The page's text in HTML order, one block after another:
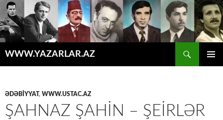
WWW.YAZARLAR.AZ
ƏDƏBİYYAT , WWW.USTAC.AZ
ŞAHNAZ ŞAHİN – ŞEİRLƏR